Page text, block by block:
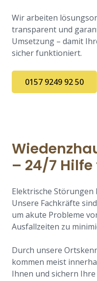
Wir arbeiten
transparent und
Umsetzung – damit
sicher funktioniert.
0157 9249 92 50
– 24/7
Elektrische
Unsere Fachkräfte
um akute Probleme
Ausfallzeiten zu
Durch unsere
kommen meist
Ihnen und sichern